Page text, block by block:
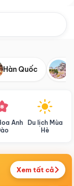
Hàn Quốc
Anh
Du lịch Mùa
Hè
Xem tất cả
Điểm nổi bật